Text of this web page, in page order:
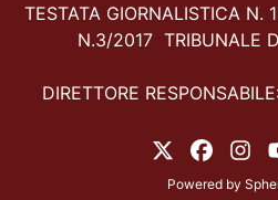
TESTATA GIORNALISTICA N.
N.3/2017 TRIBUNALE
DIRETTORE
Powered by